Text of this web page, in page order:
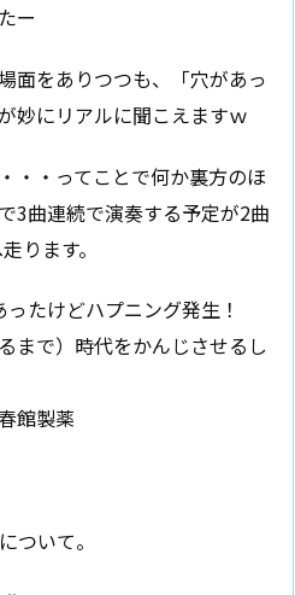
ー
面をありつつも、「穴があっ
妙にリアルに聞こえますｗ
・・ってことで何か裏方のほ
3曲連続で演奏する予定が2曲
ります。
たけどハプニング発生！
まで）時代をかんじさせるし
館製薬
ついて。